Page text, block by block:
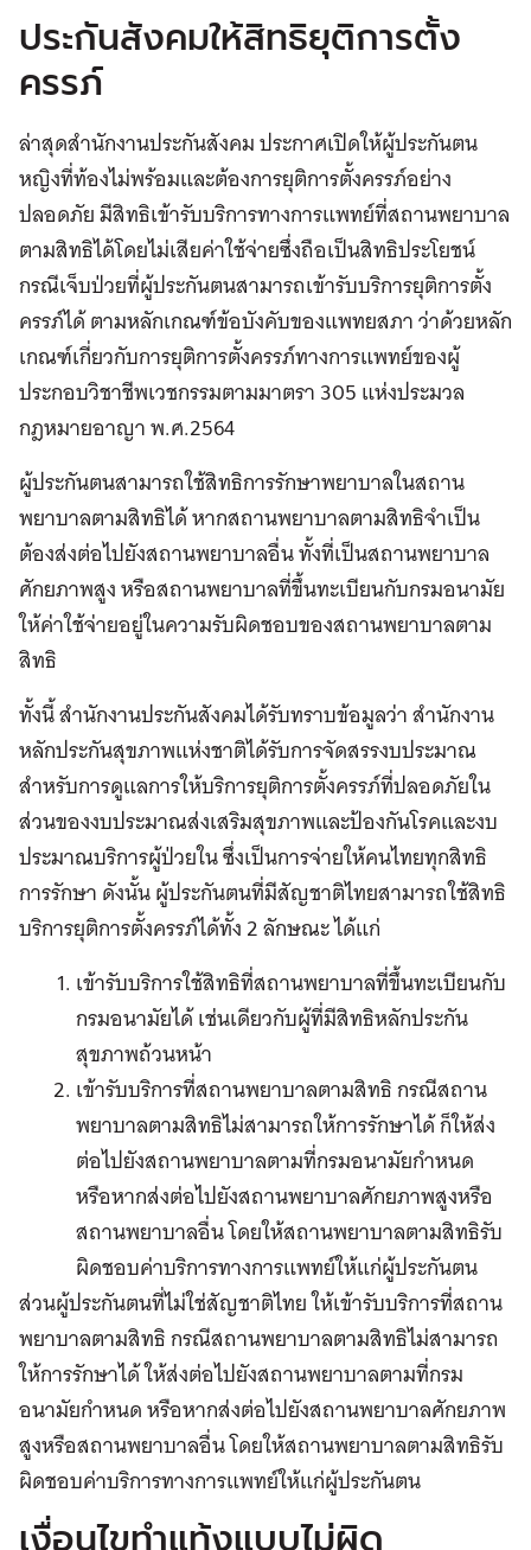
ประกันสังคมให้สิทธิยุติการตั้ง
ครรภ์
ล่าสุดสำนักงานประกันสังคม ประกาศเปิดให้ผู้ประกันตน
หญิงที่ท้องไม่พร้อมและต้องการยุติการตั้งครรภ์อย่าง
ปลอดภัย มีสิทธิเข้ารับบริการทางการแพทย์ที่สถานพยาบาล
ตามสิทธิได้โดยไม่เสียค่าใช้จ่ายซึ่งถือเป็นสิทธิประโยชน์
กรณีเจ็บป่วยที่ผู้ประกันตนสามารถเข้ารับบริการยุติการตั้ง
ครรภ์ได้ ตามหลักเกณฑ์ข้อบังคับของแพทยสภา ว่าด้วยหลัก
เกณฑ์เกี่ยวกับการยุติการตั้งครรภ์ทางการแพทย์ของผู้
ประกอบวิชาชีพเวชกรรมตามมาตรา 305 แห่งประมวล
กฎหมายอาญา พ.ศ.2564
ผู้ประกันตนสามารถใช้สิทธิการรักษาพยาบาลในสถาน
พยาบาลตามสิทธิได้ หากสถานพยาบาลตามสิทธิจำเป็น
ต้องส่งต่อไปยังสถานพยาบาลอื่น ทั้งที่เป็นสถานพยาบาล
ศักยภาพสูง หรือสถานพยาบาลที่ขึ้นทะเบียนกับกรมอนามัย
ให้ค่าใช้จ่ายอยู่ในความรับผิดชอบของสถานพยาบาลตาม
สิทธิ
ทั้งนี้ สำนักงานประกันสังคมได้รับทราบข้อมูลว่า สำนักงาน
หลักประกันสุขภาพแห่งชาติได้รับการจัดสรรงบประมาณ
สำหรับการดูแลการให้บริการยุติการตั้งครรภ์ที่ปลอดภัยใน
ส่วนของงบประมาณส่งเสริมสุขภาพและป้องกันโรคและงบ
ประมาณบริการผู้ป่วยใน ซึ่งเป็นการจ่ายให้คนไทยทุกสิทธิ
การรักษา ดังนั้น ผู้ประกันตนที่มีสัญชาติไทยสามารถใช้สิทธิ
บริการยุติการตั้งครรภ์ได้ทั้ง 2 ลักษณะ ได้แก่
เข้ารับบริการใช้สิทธิที่สถานพยาบาลที่ขึ้นทะเบียนกับ
กรมอนามัยได้ เช่นเดียวกับผู้ที่มีสิทธิหลักประกัน
สุขภาพถ้วนหน้า
เข้ารับบริการที่สถานพยาบาลตามสิทธิ กรณีสถาน
พยาบาลตามสิทธิไม่สามารถให้การรักษาได้ ก็ให้ส่ง
ต่อไปยังสถานพยาบาลตามที่กรมอนามัยกำหนด
หรือหากส่งต่อไปยังสถานพยาบาลศักยภาพสูงหรือ
สถานพยาบาลอื่น โดยให้สถานพยาบาลตามสิทธิรับ
ผิดชอบค่าบริการทางการแพทย์ให้แก่ผู้ประกันตน
ส่วนผู้ประกันตนที่ไม่ใช่สัญชาติไทย ให้เข้ารับบริการที่สถาน
พยาบาลตามสิทธิ กรณีสถานพยาบาลตามสิทธิไม่สามารถ
ให้การรักษาได้ ให้ส่งต่อไปยังสถานพยาบาลตามที่กรม
อนามัยกำหนด หรือหากส่งต่อไปยังสถานพยาบาลศักยภาพ
สูงหรือสถานพยาบาลอื่น โดยให้สถานพยาบาลตามสิทธิรับ
ผิดชอบค่าบริการทางการแพทย์ให้แก่ผู้ประกันตน